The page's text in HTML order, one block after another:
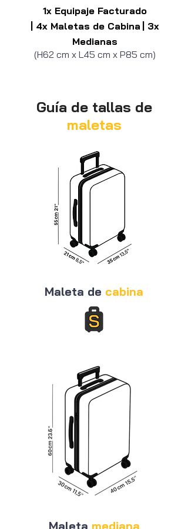
1x Equipaje Facturado
| 4x Maletas de Cabina
| 3x
Medianas
(H62 cm x L45 cm x P85 cm)
Guía de tallas de
maletas
Maleta de cabina
Maleta mediana